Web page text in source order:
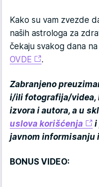
Kako su vam zvezde
naših astrologa za
čekaju svakog dana
OVDE
.
Zabranjeno
i/ili fotografija/videa,
izvora i autora, a u
uslova korišćenja
i
javnom informisanju
BONUS VIDEO: